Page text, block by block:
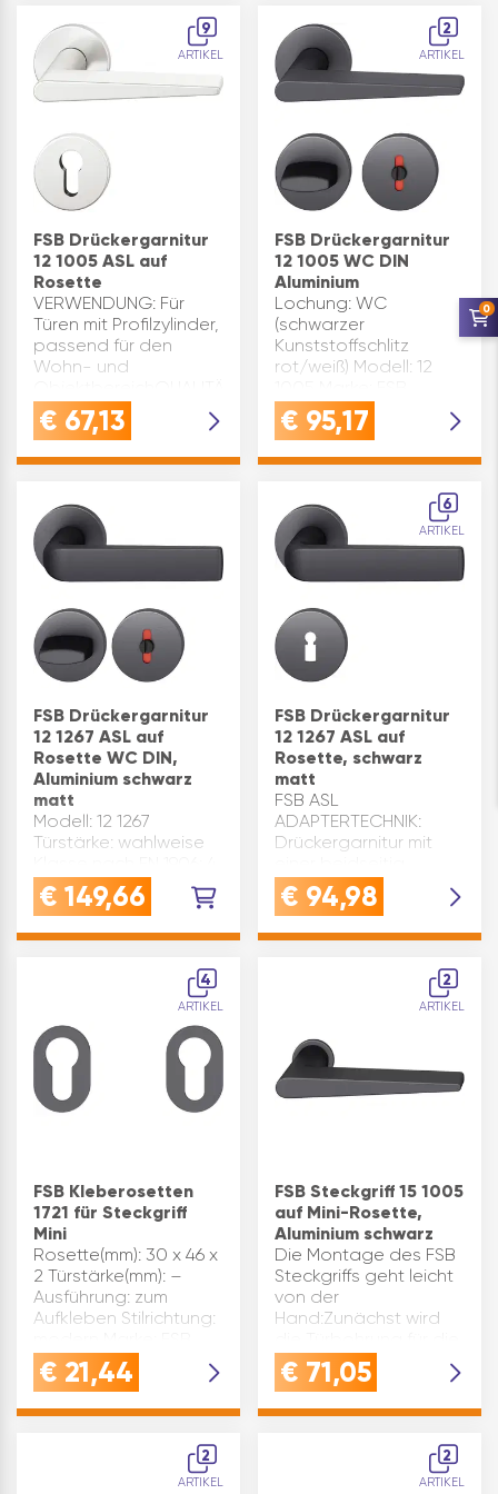
Schlüsselrosette: DM
12mm und 12mm tief
aufbohren.Zum
Ausfrä…
9
ARTIKEL
FSB Drückergarnitur
12 1005 ASL auf
Rosette
VERWENDUNG: Für
Türen mit Profilzylinder,
passend für den
Wohn- und
Aluminium silber
eloxiert, robust und
Beidseitige
Adaptertechnik,…
€ 67,13
2
ARTIKEL
FSB Drückergarnitur
12 1005 WC DIN
Aluminium
Lochung: WC
(schwarzer
Kunststoffschlitz
rot/weiß) Modell: 12
Türstärke: wahlweise
Oberfläche: schwarz
Feuerschutz: Nein
Stütznocken(mm): ø 9 x
6 Material: Aluminium
Ro…
€ 95,17
FSB Drückergarnitur
12 1267 ASL auf
Rosette WC DIN,
Aluminium schwarz
matt
Modell: 12 1267
Türstärke: wahlweise
Material: Aluminium
Vierkant(mm): 8 /
Rosette/Langschild:
Stilrichtung: modern
Prüfung Feuerschutz:
Nein…
€ 149,66
6
ARTIKEL
FSB Drückergarnitur
12 1267 ASL auf
Rosette, schwarz
matt
FSB ASL
ADAPTERTECHNIK:
Drückergarnitur mit
richtungsneutralen
Hochhaltefeder und
federunterstützenden
Hochhaltemechanismus
- Betätigungswinkel
von 45°HOCHWERTIG:
€ 94,98
4
ARTIKEL
FSB Kleberosetten
1721 für Steckgriff
Mini
Rosette(mm): 30 x 46 x
2 Türstärke(mm): –
Ausführung: zum
Aufkleben Stilrichtung:
Oberfläche: schwarz
matt
Nein Modell: 15 1721
Prüfung Feuerschutz:
€ 21,44
2
ARTIKEL
FSB Steckgriff 15 1005
auf Mini-Rosette,
Aluminium schwarz
Die Montage des FSB
Steckgriffs geht leicht
von der
Hand:Zunächst wird
Spannrosetten
vorbereitet, die für
von 27 mm geeignet
€ 71,05
2
ARTIKEL
2
ARTIKEL
0